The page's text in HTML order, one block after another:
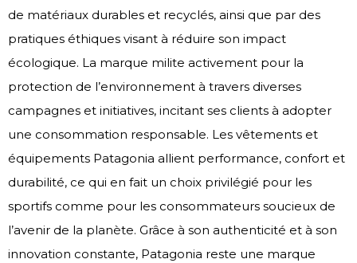
de matériaux durables et recyclés, ainsi que par des
pratiques éthiques visant à réduire son impact
écologique. La marque milite activement pour la
protection de l’environnement à travers diverses
campagnes et initiatives, incitant ses clients à adopter
une consommation responsable. Les vêtements et
équipements Patagonia allient performance, confort et
durabilité, ce qui en fait un choix privilégié pour les
sportifs comme pour les consommateurs soucieux de
l’avenir de la planète. Grâce à son authenticité et à son
innovation constante, Patagonia reste une marque